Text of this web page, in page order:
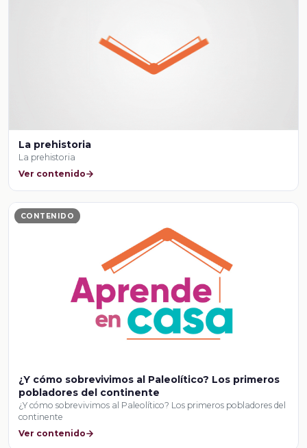
La prehistoria
La prehistoria
Ver contenido
CONTENIDO
¿Y cómo sobrevivimos al Paleolítico? Los primeros
pobladores del continente
¿Y cómo sobrevivimos al Paleolítico? Los primeros pobladores del
continente
Ver contenido